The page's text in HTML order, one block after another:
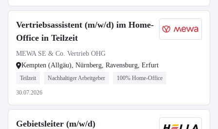
Vertriebsassistent (m/w/d) im Home-
Office in Teilzeit
MEWA SE & Co. Vertrieb OHG
Kempten (Allgäu), Nürnberg, Ravensburg, Erfurt
Teilzeit Nachhaltiger Arbeitgeber 100% Home-Office
30.07.2026
Gebietsleiter (m/w/d)